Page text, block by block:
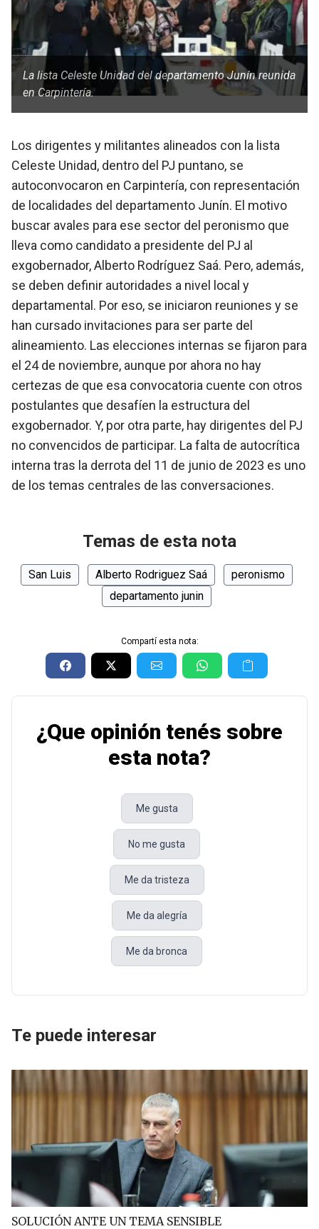
La lista Celeste Unidad del departamento Junín reunida
en Carpintería.
Los dirigentes y militantes alineados con la lista
Celeste Unidad, dentro del PJ puntano, se
autoconvocaron en Carpintería, con representación
de localidades del departamento Junín. El motivo
buscar avales para ese sector del peronismo que
lleva como candidato a presidente del PJ al
exgobernador, Alberto Rodríguez Saá. Pero, además,
se deben definir autoridades a nivel local y
departamental. Por eso, se iniciaron reuniones y se
han cursado invitaciones para ser parte del
alineamiento. Las elecciones internas se fijaron para
el 24 de noviembre, aunque por ahora no hay
certezas de que esa convocatoria cuente con otros
postulantes que desafíen la estructura del
exgobernador. Y, por otra parte, hay dirigentes del PJ
no convencidos de participar. La falta de autocrítica
interna tras la derrota del 11 de junio de 2023 es uno
de los temas centrales de las conversaciones.
Temas de esta nota
San Luis Alberto Rodriguez Saá
peronismo
departamento junin
Compartí esta nota:
¿Que opinión tenés sobre
esta nota?
Me gusta
No me gusta
Me da tristeza
Me da alegría
Me da bronca
Te puede interesar
SOLUCIÓN ANTE UN TEMA SENSIBLE